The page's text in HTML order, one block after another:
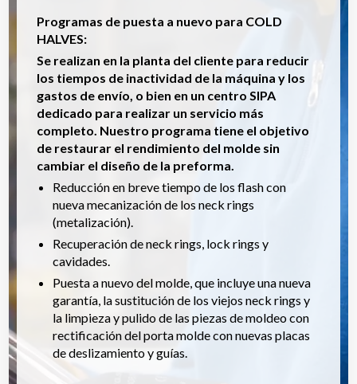
Programas de puesta a nuevo para COLD
HALVES:
Se realizan en la planta del cliente para reducir
los tiempos de inactividad de la máquina y los
gastos de envío, o bien en un centro SIPA
dedicado para realizar un servicio más
completo. Nuestro programa tiene el objetivo
de restaurar el rendimiento del molde sin
cambiar el diseño de la preforma.
Reducción en breve tiempo de los flash con
nueva mecanización de los neck rings
(metalización).
Recuperación de neck rings, lock rings y
cavidades.
Puesta a nuevo del molde, que incluye una nueva
garantía, la sustitución de los viejos neck rings y
la limpieza y pulido de las piezas de moldeo con
rectificación del porta molde con nuevas placas
de deslizamiento y guías.